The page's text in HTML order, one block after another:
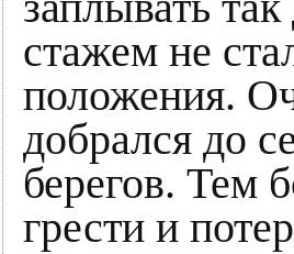
стажем не
положения.
добрался до
берегов. Тем
грести и